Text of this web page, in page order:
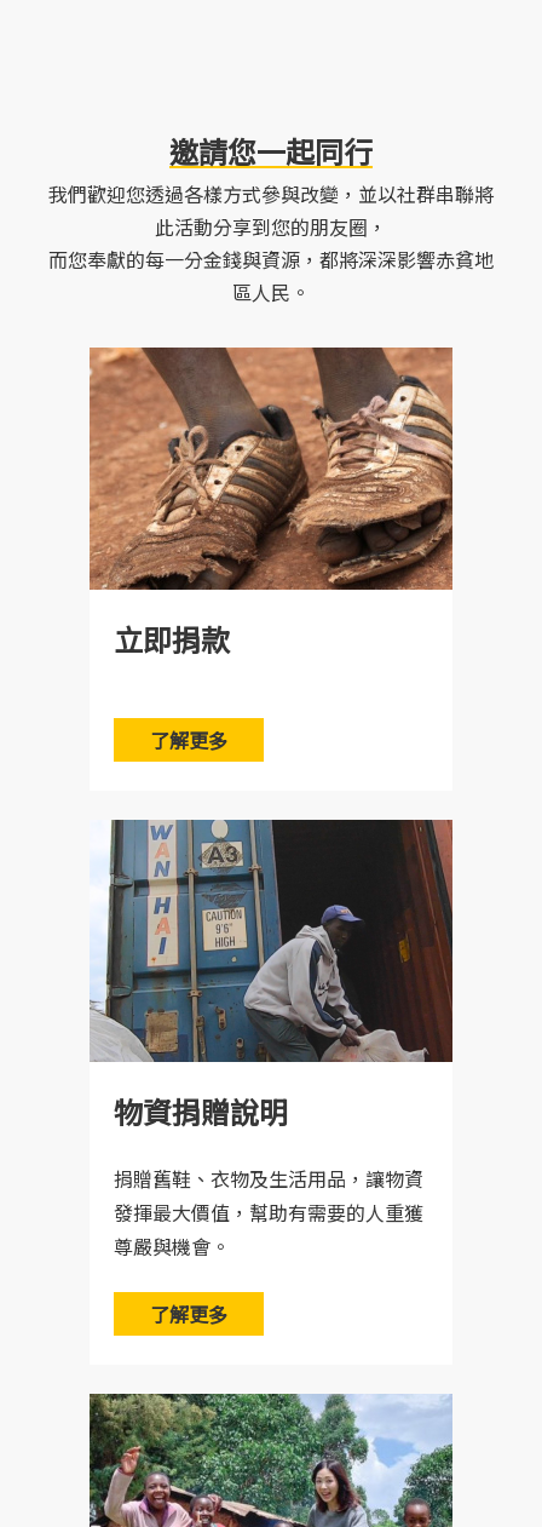
邀請您一起同行
我們歡迎您透過各樣方式參與改變，並以社群串聯將
此活動分享到您的朋友圈，
而您奉獻的每一分金錢與資源，都將深深影響赤貧地
區人民。
立即捐款
了解更多
物資捐贈說明
捐贈舊鞋、衣物及生活用品，讓物資
發揮最大價值，幫助有需要的人重獲
尊嚴與機會。
了解更多